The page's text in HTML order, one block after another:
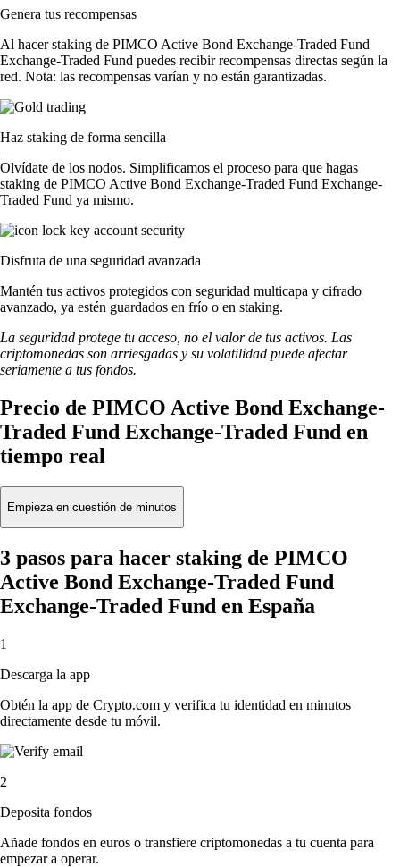
Genera tus recompensas
Al hacer staking de PIMCO Active Bond Exchange-Traded Fund
Exchange-Traded Fund puedes recibir recompensas directas según la
red. Nota: las recompensas varían y no están garantizadas.
Haz staking de forma sencilla
Olvídate de los nodos. Simplificamos el proceso para que hagas
staking de PIMCO Active Bond Exchange-Traded Fund Exchange-
Traded Fund ya mismo.
Disfruta de una seguridad avanzada
Mantén tus activos protegidos con seguridad multicapa y cifrado
avanzado, ya estén guardados en frío o en staking.
La seguridad protege tu acceso, no el valor de tus activos. Las
criptomonedas son arriesgadas y su volatilidad puede afectar
seriamente a tus fondos.
Precio de PIMCO Active Bond Exchange-
Traded Fund Exchange-Traded Fund en
tiempo real
Empieza en cuestión de minutos
3 pasos para hacer staking de PIMCO
Active Bond Exchange-Traded Fund
Exchange-Traded Fund en España
1
Descarga la app
Obtén la app de Crypto.com y verifica tu identidad en minutos
directamente desde tu móvil.
2
Deposita fondos
Añade fondos en euros o transfiere criptomonedas a tu cuenta para
empezar a operar.